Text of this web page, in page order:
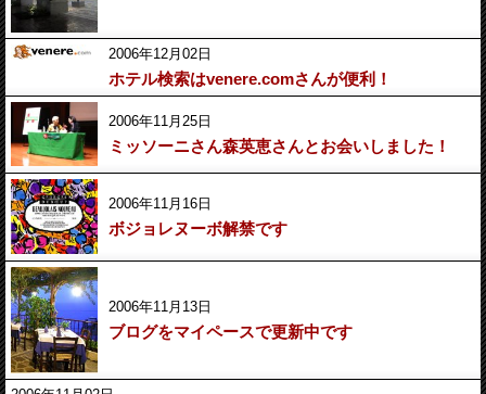
2006年12月02日
ホテル検索はvenere.comさんが便利！
2006年11月25日
ミッソーニさん森英恵さんとお会いしました！
2006年11月16日
ボジョレヌーボ解禁です
2006年11月13日
ブログをマイペースで更新中です